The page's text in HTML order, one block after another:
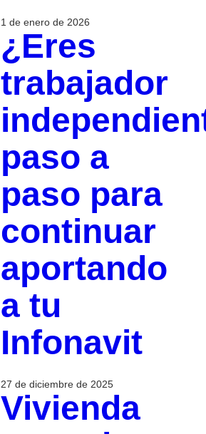
1 de enero de 2026
¿Eres
trabajador
paso a
paso para
continuar
aportando
a tu
Infonavit
27 de diciembre de 2025
Vivienda